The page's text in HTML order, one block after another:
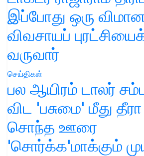
இப்போது ஒரு
விவசாயப்
வருவார்
செய்திகள்
பல ஆயிரம் டாலர்
விட 'பசுமை' மீது
சொந்த ஊரை
'சொர்க்க'மாக்கும்